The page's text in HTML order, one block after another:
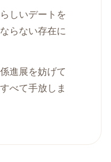
しいデートを
らない存在に
進展を妨げて
べて手放しま